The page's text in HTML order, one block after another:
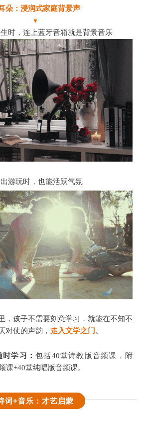
朵：浸润式家庭背景声
▼
时，连上蓝牙音箱就是背景音乐
游玩时，也能活跃气氛
，孩子不需要刻意学习，就能在不知不
对仗的声韵， 走入文学之门。
时学习：包括40堂诗教版音频课，附
课+40堂纯唱版音频课。
词+音乐：才艺启蒙